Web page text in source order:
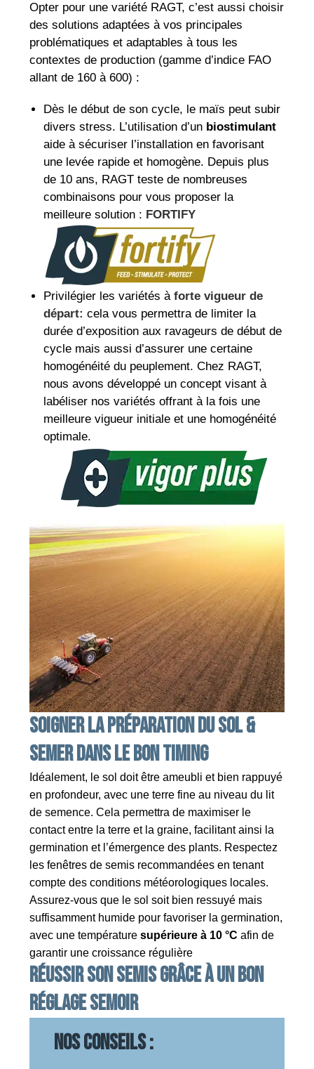
Opter pour une variété RAGT, c’est aussi choisir
des solutions adaptées à vos principales
problématiques et adaptables à tous les
contextes de production (gamme d’indice FAO
allant de 160 à 600) :
Dès le début de son cycle, le maïs peut subir
divers stress. L’utilisation d’un biostimulant
aide à sécuriser l’installation en favorisant
une levée rapide et homogène. Depuis plus
de 10 ans, RAGT teste de nombreuses
combinaisons pour vous proposer la
meilleure solution : FORTIFY
Privilégier les variétés àforte vigueur de
départ: cela vous permettra de limiter la
durée d’exposition aux ravageurs de début de
cycle mais aussi d’assurer une certaine
homogénéité du peuplement. Chez RAGT,
nous avons développé un concept visant à
labéliser nos variétés offrant à la fois une
meilleure vigueur initiale et une homogénéité
optimale.
Soigner la préparation du sol &
semer dans le bon timing
Idéalement, le sol doit être ameubli et bien rappuyé
en profondeur, avec une terre fine au niveau du lit
de semence. Cela permettra de maximiser le
contact entre la terre et la graine, facilitant ainsi la
germination et l’émergence des plants. Respectez
les fenêtres de semis recommandées en tenant
compte des conditions météorologiques locales.
Assurez-vous que le sol soit bien ressuyé mais
suffisamment humide pour favoriser la germination,
avec une températuresupérieure à 10 °C afin de
garantir une croissance régulière
Réussir son semis grâce à un bon
réglage semoir
Nos conseils :